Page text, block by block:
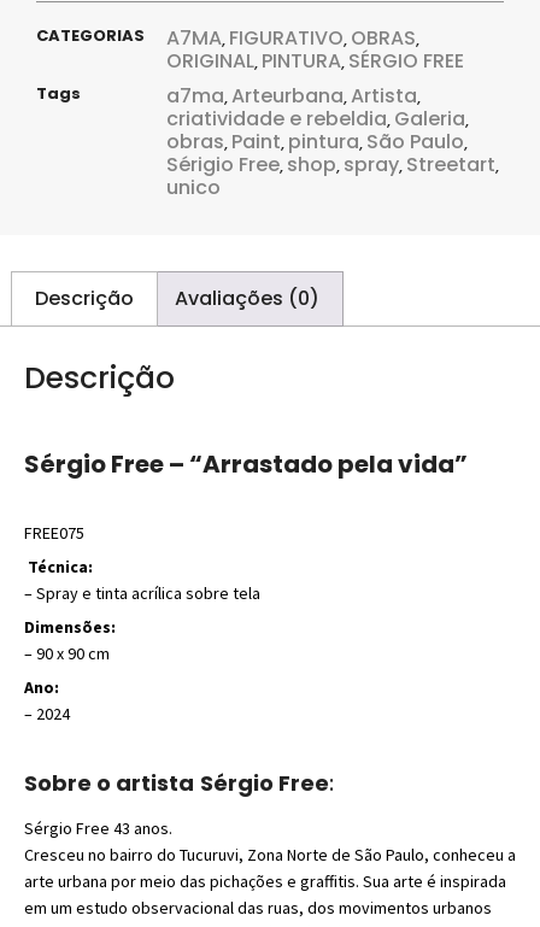
CATEGORIAS A7MA, FIGURATIVO, OBRAS,
ORIGINAL, PINTURA, SÉRGIO FREE
Tags a7ma,Arteurbana,Artista,
criatividade e rebeldia, Galeria,
obras, Paint, pintura, São Paulo,
Sérigio Free, shop, spray, Streetart,
unico
Descrição Avaliações (0)
Descrição
Sérgio Free – “Arrastado pela vida”
FREE075
Técnica:
– Spray e tinta acrílica sobre tela
Dimensões:
– 90x 90 cm
Ano:
– 2024
Sobre o artista Sérgio Free:
Sérgio Free 43 anos.
Cresceu no bairro do Tucuruvi, Zona Norte de São Paulo, conheceu a
arte urbana por meio das pichações e graffitis. Sua arte é inspirada
em um estudo observacional das ruas, dos movimentos urbanos